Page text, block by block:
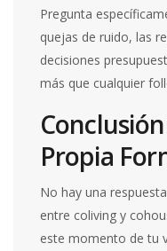
Pregunta
quejas de ruido, las
decisiones
más que cualquier
Propia
No hay una
entre coliving y
este momento de tu